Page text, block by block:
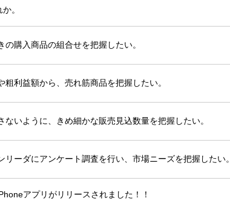
。
の購入商品の組合せを把握したい。
粗利益額から、売れ筋商品を把握したい。
ないように、きめ細かな販売見込数量を把握したい。
リーダにアンケート調査を行い、市場ニーズを把握したい。
アプリがリリースされました！！